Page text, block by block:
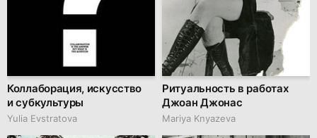
Коллаборация, искусство
и субкультуры
Yulia Evstratova
Ритуальность в работах
Джоан Джонас
Mariya Knyazeva